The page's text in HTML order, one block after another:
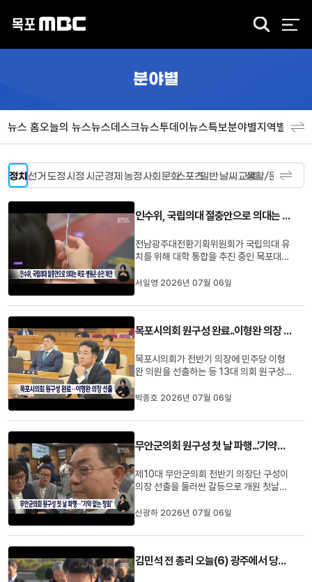
검
분야별
뉴스 홈오늘의 뉴스뉴스데스크뉴스투데이뉴스특보분야별지역별 뉴스
정치 선거 도정 시정 시군경제 농정 사회 문화스포츠일반날씨 교육
생활/문화
인수위, 국립의대 절충안으로 의대는 목포·병원은 순천 제안
전남광주대전환기획위원회가 국립의대 유
치를 위해 대학 통합을 추진 중인 목포대와
순천에 두는 절충안을 제시했습니다.인수
를 한 지역에, 대학병원을 다른 지역에 두
청했다고 밝혔습니다.양 ...
서일영 2026년 07월 06일
목포시의회 원구성 완료..이형완 의장 선출
목포시의회가 전반기 의장에 민주당 이형
완 의원을 선출하는 등 13대 의회 원구성
에는 이형완 의원과 박용준 의원이 출마해
며, 부의장과 의회운영위원장 등도 모두 민
의장단 선거를 앞두고 비민주당...
박종호 2026년 07월 06일
무안군의회 원구성 첫 날 파행...'기약없는 정회'
제10대 무안군의회 전반기 의장단 구성이
의장 선출을 둘러싼 갈등으로 개원 첫날부
제308회 임시회를 열고 의장 선출 절차에
소속 김원중 의원이 의원 간 추가 협의를 이
은 의장과 상임위원장 3석을...
신광하 2026년 07월 06일
김민석 전 총리 오늘(6) 광주에서 당대표 출마 선언